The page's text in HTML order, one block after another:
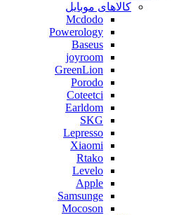
کالاهای موبایل
Mcdodo
Powerology
Baseus
joyroom
GreenLion
Porodo
Coteetci
Earldom
SKG
Lepresso
Xiaomi
Rtako
Levelo
Apple
Samsunge
Mocoson